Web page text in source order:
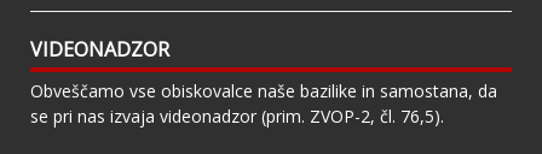
VIDEONADZOR
Obveščamo vse obiskovalce naše bazilike in samostana, da
se pri nas izvaja videonadzor (prim. ZVOP-2, čl. 76,5).